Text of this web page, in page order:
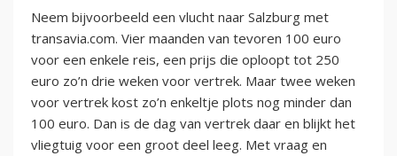
Neem bijvoorbeeld een vlucht naar Salzburg met
transavia.com. Vier maanden van tevoren 100 euro
voor een enkele reis, een prijs die oploopt tot 250
euro zo’n drie weken voor vertrek. Maar twee weken
voor vertrek kost zo’n enkeltje plots nog minder dan
100 euro. Dan is de dag van vertrek daar en blijkt het
vliegtuig voor een groot deel leeg. Met vraag en